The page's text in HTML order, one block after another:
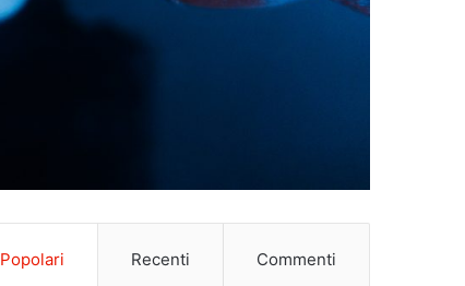
Popolari Recenti Commenti